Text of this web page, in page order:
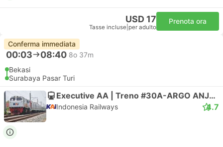
USD 17
Tasse incluse per adulto
Prenota ora
Conferma immediata
00:03 08:40 8o 37m
Bekasi
Surabaya Pasar Turi
Executive AA | Treno #30A-ARGO ANJASMORO
Indonesia Railways 4.7